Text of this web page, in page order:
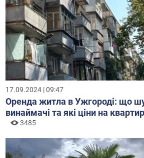
17.09.2024 | 09:47
Оренда житла в Ужгороді: що
винаймачі та які ціни на
3485